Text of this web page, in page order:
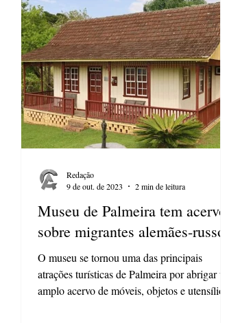
Museu de Palmeira tem acervo
sobre migrantes alemães-russos
O museu se tornou uma das principais
atrações turísticas de Palmeira por abrigar um
amplo acervo de móveis, objetos e utensílios
Redação
9 de out. de 2023
2 min de leitura